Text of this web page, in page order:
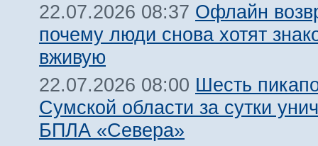
22.07.2026 08:37 Офлайн
почему люди снова хотят
вживую
22.07.2026 08:00 Шесть
Сумской области за сутки
БПЛА «Севера»